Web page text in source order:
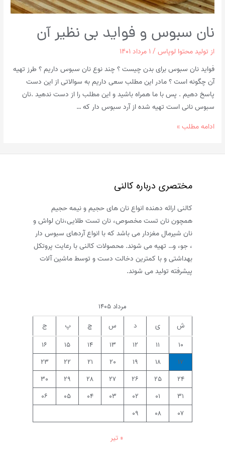
نان سبوس و فواید بی نظیر آن
از تولید محتوا لوپاس/۱ مرداد ۱۴۰۱
فواید نان سبوس برای بدن چیست ؟ چند نوع نان سبوس داریم ؟ طرز تهیه
آن چگونه است ؟ مادر این مطلب سعی داریم به سوالاتی از این دست
پاسخ دهیم‌ . پس با ما همراه باشید و این مطلب را از دست ندهید‌‌ .نان
سبوس نانی است تهیه شده از آرد سبوس ‌دار که …
نان
ادامه مطلب »
مختصری درباره کالنی
کالنی ارائه دهنده انواع نان های حجیم و نیمه حجیم
همچون نان تست مخصوص، نان تست طلایی،نان لواش و
نان شیرمال مغزدار می باشد که با انواع آردهای سبوس دار
، جو، و… تهیه می شوند. محصولات کالنی با رعایت پروتکل
بهداشتی و با کمترین دخالت دست و توسط ماشین آلات
پیشرفته تولید می شوند.
مرداد ۱۴۰۵
ش
ی د س چ پ
ج
۱۰
۱۱ ۱۲ ۱۳ ۱۴ ۱۵
۱۶
۱۷
۱۸ ۱۹ ۲۰ ۲۱ ۲۲
۲۳
۲۴
۲۵ ۲۶ ۲۷ ۲۸ ۲۹
۳۰
۳۱
۰۱ ۰۲ ۰۳ ۰۴ ۰۵
۰۶
۰۷
۰۸ ۰۹
« تیر